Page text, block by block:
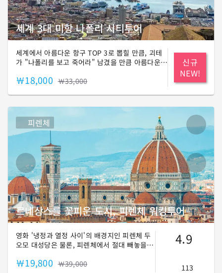
세계 3대 미항 나폴리 시티투어
세계에서 아름다운 항구 TOP 3로 뽑힐 만큼, 괴테
가 "나폴리를 보고 죽어라" 남겼을 만큼 아름다운
다! 🙌 그렇다고 경치만 멋진 게 아닙니다. 활기차
함께 떠나볼까요?😉
￦18,000 ￦33,000
신규
NEW!
피렌체
르네상스를 꽃피운 도시, 피렌체 워킹투어
영화 '냉정과 열정 사이'의 배경지인 피렌체 두
오모 대성당은 물론, 피렌체에서 절대 빼놓을
라 박물관, 베키오 다리까지! 꼭 가봐야 하는
￦19,800 ￦39,000
4.9
113